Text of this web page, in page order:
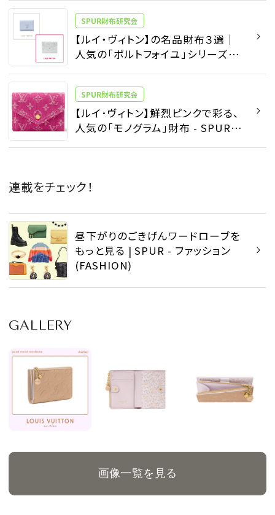
SPUR財布研究会
【ルイ・ヴィトン】の名品財布３選｜
人気の「ポルトフォイユ」シリーズの
導く - SPUR財布研究会 | SPUR
SPUR財布研究会
【ルイ･ヴィトン】鮮烈ピンクで彩る、
人気の「モノグラム」財布 - SPUR財
連載をチェック！
昼下がりのごきげんワードローブを
もっと見る | SPUR - ファッション
(FASHION)
GALLERY
画像一覧を見る